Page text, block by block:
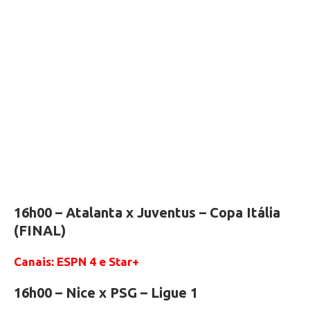
16h00 – Atalanta x Juventus – Copa Itália
(FINAL)
Canais: ESPN 4 e Star+
16h00 – Nice x PSG – Ligue 1